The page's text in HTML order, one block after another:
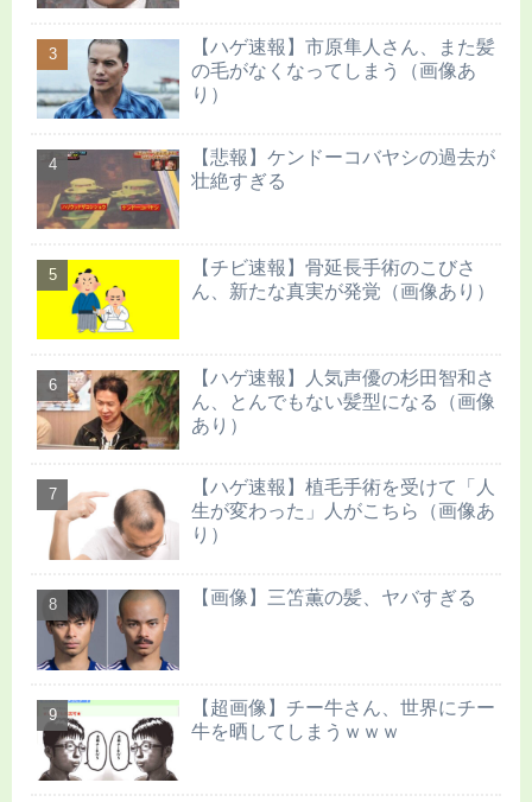
【ハゲ速報】市原隼人さん、また髪
の毛がなくなってしまう（画像あ
り）
【悲報】ケンドーコバヤシの過去が
壮絶すぎる
【チビ速報】骨延長手術のこびさ
ん、新たな真実が発覚（画像あり）
【ハゲ速報】人気声優の杉田智和さ
ん、とんでもない髪型になる（画像
あり）
【ハゲ速報】植毛手術を受けて「人
生が変わった」人がこちら（画像あ
り）
【画像】三笘薫の髪、ヤバすぎる
【超画像】チー牛さん、世界にチー
牛を晒してしまうｗｗｗ